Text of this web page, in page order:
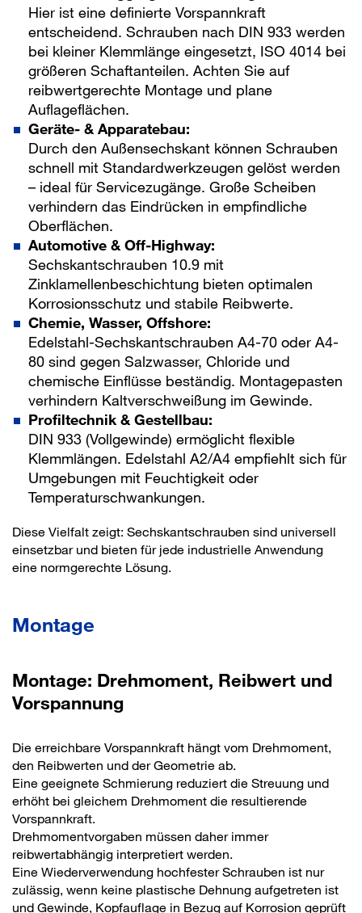
Hier ist eine definierte Vorspannkraft
entscheidend. Schrauben nach DIN 933 werden
bei kleiner Klemmlänge eingesetzt, ISO 4014 bei
größeren Schaftanteilen. Achten Sie auf
reibwertgerechte Montage und plane
Auflageflächen.
Geräte- & Apparatebau:
Durch den Außensechskant können Schrauben
schnell mit Standardwerkzeugen gelöst werden
– ideal für Servicezugänge. Große Scheiben
verhindern das Eindrücken in empfindliche
Oberflächen.
Automotive & Off-Highway:
Sechskantschrauben 10.9 mit
Zinklamellenbeschichtung bieten optimalen
Korrosionsschutz und stabile Reibwerte.
Chemie, Wasser, Offshore:
Edelstahl-Sechskantschrauben A4-70 oder A4-
80 sind gegen Salzwasser, Chloride und
chemische Einflüsse beständig. Montagepasten
verhindern Kaltverschweißung im Gewinde.
Profiltechnik & Gestellbau:
DIN 933 (Vollgewinde) ermöglicht flexible
Klemmlängen. Edelstahl A2/A4 empfiehlt sich für
Umgebungen mit Feuchtigkeit oder
Temperaturschwankungen.
Diese Vielfalt zeigt: Sechskantschrauben sind universell
einsetzbar und bieten für jede industrielle Anwendung
eine normgerechte Lösung.
Montage
Montage: Drehmoment, Reibwert und
Vorspannung
Die erreichbare Vorspannkraft hängt vom Drehmoment,
den Reibwerten und der Geometrie ab.
Eine geeignete Schmierung reduziert die Streuung und
erhöht bei gleichem Drehmoment die resultierende
Vorspannkraft.
Drehmomentvorgaben müssen daher immer
reibwertabhängig interpretiert werden.
Eine Wiederverwendung hochfester Schrauben ist nur
zulässig, wenn keine plastische Dehnung aufgetreten ist
und Gewinde, Kopfauflage in Bezug auf Korrosion geprüft